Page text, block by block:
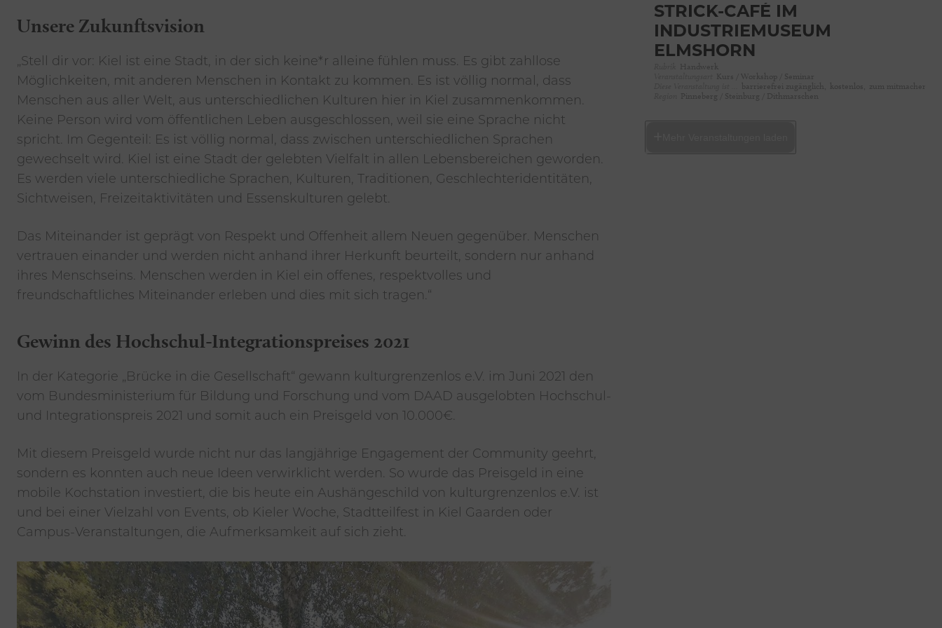
Unsere Zukunftsvision
„Stell dir vor: Kiel ist eine Stadt, in der sich keine*r alleine fühlen muss. Es gibt zahllose
Möglichkeiten, mit anderen Menschen in Kontakt zu kommen. Es ist völlig normal, dass
Menschen aus aller Welt, aus unterschiedlichen Kulturen hier in Kiel zusammenkommen.
Keine Person wird vom öffentlichen Leben ausgeschlossen, weil sie eine Sprache nicht
spricht. Im Gegenteil: Es ist völlig normal, dass zwischen unterschiedlichen Sprachen
gewechselt wird. Kiel ist eine Stadt der gelebten Vielfalt in allen Lebensbereichen geworden.
Es werden viele unterschiedliche Sprachen, Kulturen, Traditionen, Geschlechteridentitäten,
Sichtweisen, Freizeitaktivitäten und Essenskulturen gelebt.
Das Miteinander ist geprägt von Respekt und Offenheit allem Neuen gegenüber. Menschen
vertrauen einander und werden nicht anhand ihrer Herkunft beurteilt, sondern nur anhand
ihres Menschseins. Menschen werden in Kiel ein offenes, respektvolles und
freundschaftliches Miteinander erleben und dies mit sich tragen.“
Gewinn des Hochschul-Integrationspreises 2021
In der Kategorie „Brücke in die Gesellschaft“ gewann kulturgrenzenlos e.V. im Juni 2021 den
vom Bundesministerium für Bildung und Forschung und vom DAAD ausgelobten Hochschul-
und Integrationspreis 2021 und somit auch ein Preisgeld von 10.000€.
Mit diesem Preisgeld wurde nicht nur das langjährige Engagement der Community geehrt,
sondern es konnten auch neue Ideen verwirklicht werden. So wurde das Preisgeld in eine
mobile Kochstation investiert, die bis heute ein Aushängeschild von kulturgrenzenlos e.V. ist
und bei einer Vielzahl von Events, ob Kieler Woche, Stadtteilfest in Kiel Gaarden oder
Campus-Veranstaltungen, die Aufmerksamkeit auf sich zieht.
STRICK-CAFÉ IM
INDUSTRIEMUSEUM
ELMSHORN